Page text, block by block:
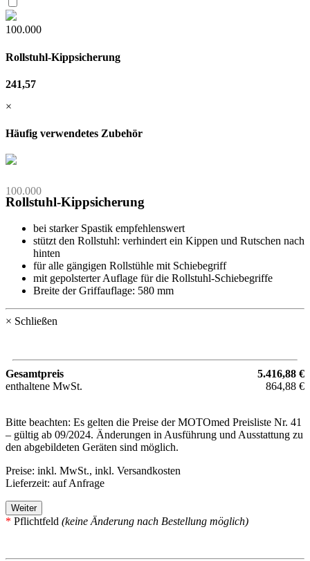
100.000
Rollstuhl-Kippsicherung
241,57
×
Häufig verwendetes Zubehör
100.000
Rollstuhl-Kippsicherung
bei starker Spastik empfehlenswert
stützt den Rollstuhl: verhindert ein Kippen und Rutschen nach
hinten
für alle gängigen Rollstühle mit Schiebegriff
mit gepolsterter Auflage für die Rollstuhl-Schiebegriffe
Breite der Griffauflage: 580 mm
× Schließen
Gesamtpreis
5.416,88 €
enthaltene MwSt.
864,88 €
Bitte beachten: Es gelten die Preise der MOTOmed Preisliste Nr. 41
– gültig ab 09/2024. Änderungen in Ausführung und Ausstattung zu
den abgebildeten Geräten sind möglich.
Preise: inkl. MwSt., inkl. Versandkosten
Lieferzeit: auf Anfrage
Weiter
* Pflichtfeld (keine Änderung nach Bestellung möglich)